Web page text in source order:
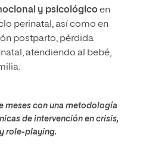
y psicológicoen
perinatal, así como en
postparto, pérdida
atendiendo al bebé,
meses con una metodología
de intervención en crisis,
role-playing.